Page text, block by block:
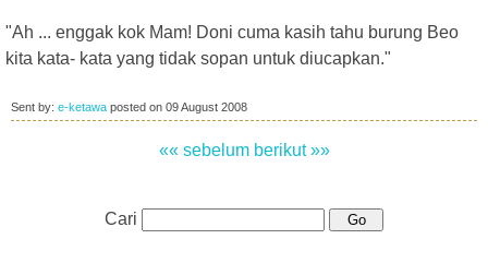
"Ah ... enggak kok Mam! Doni cuma kasih tahu burung Beo
kita kata- kata yang tidak sopan untuk diucapkan."
Sent by: e-ketawa posted on 09 August 2008
«« sebelum berikut »»
Cari